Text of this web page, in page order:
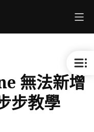
無法新增
步教學